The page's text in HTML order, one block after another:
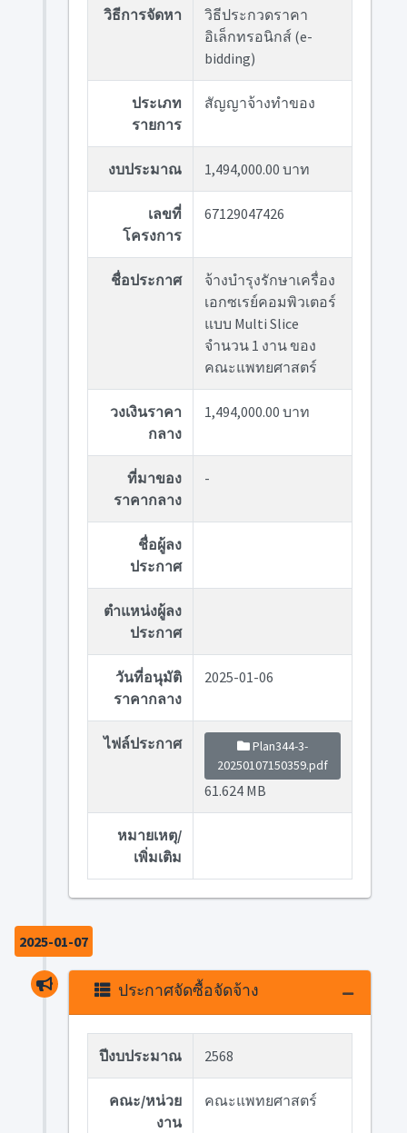
วิธีการจัดหา
วิธีประกวดราคา
อิเล็กทรอนิกส์ (e-
bidding)
ประเภท
รายการ
สัญญาจ้างทำของ
งบประมาณ 1,494,000.00 บาท
เลขที่
โครงการ
67129047426
ชื่อประกาศ
จ้างบำรุงรักษาเครื่อง
เอกซเรย์คอมพิวเตอร์
แบบ Multi Slice
จำนวน 1 งาน ของ
คณะแพทยศาสตร์
วงเงินราคา
กลาง
1,494,000.00 บาท
ที่มาของ
ราคากลาง
-
ชื่อผู้ลง
ประกาศ
ตำแหน่งผู้ลง
ประกาศ
วันที่อนุมัติ
ราคากลาง
2025-01-06
ไฟล์ประกาศ
Plan344-3-
20250107150359.pdf
61.624 MB
หมายเหตุ/
เพิ่มเติม
2025-01-07
ประกาศจัดซื้อจัดจ้าง
ปีงบประมาณ 2568
คณะ/หน่วย
งาน
คณะแพทยศาสตร์